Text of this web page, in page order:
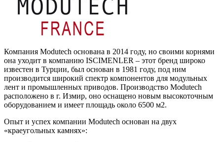
Компания Modutech основана в 2014 году, но своими корнями
она уходит в компанию ISCIMENLER – этот бренд широко
известен в Турции, был основан в 1981 году, под ним
производится широкий спектр компонентов для модульных
лент и промышленных приводов. Производство Modutech
расположено в г. Измир, оно оснащено новым высокоточным
оборудованием и имеет площадь около 6500 м2.
Опыт и успех компании Modutech основан на двух
«краеугольных камнях»: